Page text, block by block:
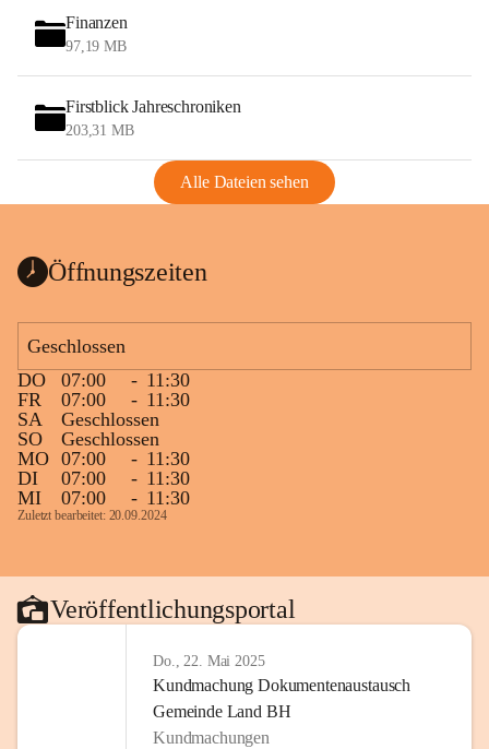
Finanzen
97,19 MB
Firstblick Jahreschroniken
203,31 MB
Alle Dateien sehen
Öffnungszeiten
Geschlossen
DO
07:00 - 11:30
FR
07:00 - 11:30
SA
Geschlossen
SO
Geschlossen
MO 07:00 - 11:30
DI
07:00 - 11:30
MI
07:00 - 11:30
Zuletzt bearbeitet: 20.09.2024
Veröffentlichungsportal
Do., 22. Mai 2025
Kundmachung Dokumentenaustausch
Gemeinde Land BH
Kundmachungen